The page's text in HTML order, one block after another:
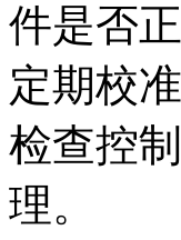
件是否
定期校
检查控
理。